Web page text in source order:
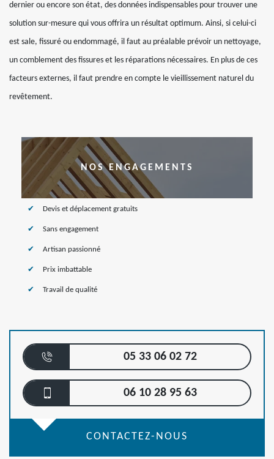
dernier ou encore son état, des données indispensables pour trouver une
solution sur-mesure qui vous offrira un résultat optimum. Ainsi, si celui-ci
est sale, fissuré ou endommagé, il faut au préalable prévoir un nettoyage,
un comblement des fissures et les réparations nécessaires. En plus de ces
facteurs externes, il faut prendre en compte le vieillissement naturel du
revêtement.
NOS ENGAGEMENTS
Devis et déplacement gratuits
Sans engagement
Artisan passionné
Prix imbattable
Travail de qualité
05 33 06 02 72
06 10 28 95 63
CONTACTEZ-NOUS